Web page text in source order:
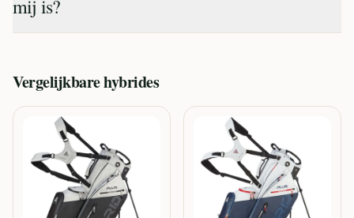
mij is?
Vergelijkbarehybrides